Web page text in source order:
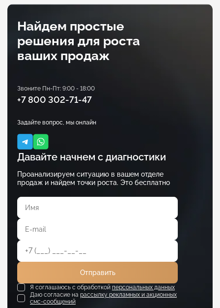
Найдем простые
решения для роста
ваших продаж
Звоните Пн-Пт: 9:00 - 18:00
+7 800 302-71-47
Задайте вопрос, мы онлайн
Давайте начнем с диагностики
Проанализируем ситуацию в вашем отделе
продаж и найдем точки роста. Это бесплатно
Отправить
Я соглашаюсь с обработкой персональных данных
Даю согласие на рассылку рекламных и акционных
смс-сообщений